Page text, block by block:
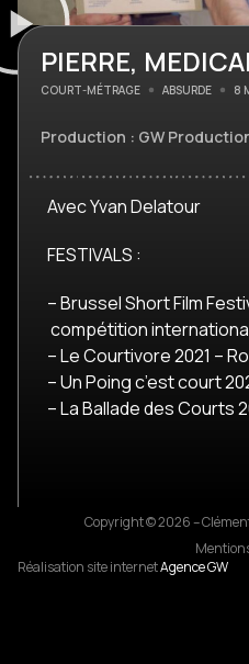
PIERRE,
COURT-MÉTRAGE ABSURDE 8
Production : GW
Avec Yvan Delatour
FESTIVALS :
– Brussel Short Film
compétition
– Le Courtivore 2021 –
– Un Poing c’est court
– La Ballade des Courts
Copyright © 2026 –
Réalisation site internetAgence GW